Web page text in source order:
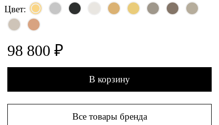
Цвет:
98 800 ₽
В корзину
Все товары бренда